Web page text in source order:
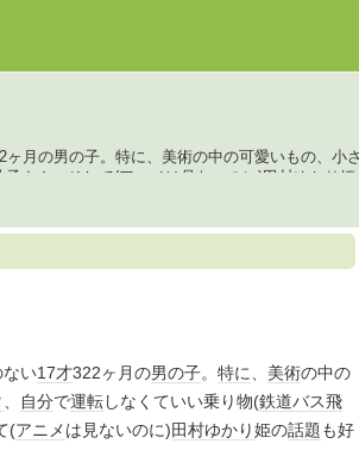
月の男の子。特に、美術の中の可愛いもの、小
さん、そして(アニメは見ないのに)田村ゆかり姫
ない17才322ヶ月の男の子。 特に、 美術の中の
、 自分で運転しなくていい乗り物(鉄道バス飛
(アニメは見ないのに)田村ゆかり姫の話題も好